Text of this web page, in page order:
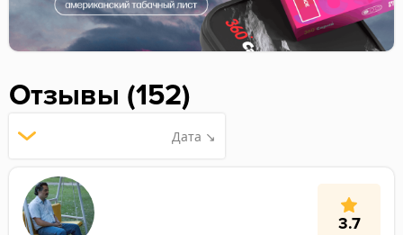
Отзывы (152)
Дата ↘
3.7